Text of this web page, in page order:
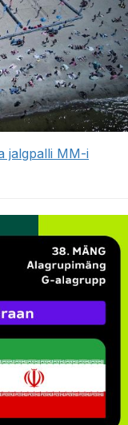
jalgpalli MM-i